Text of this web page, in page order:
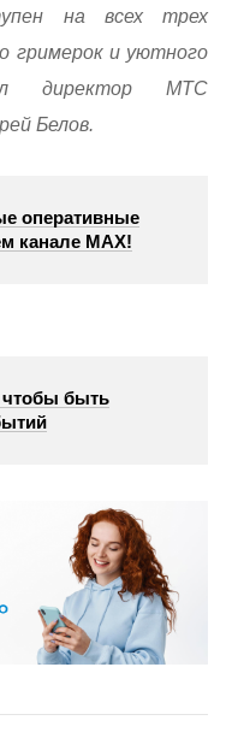
на всех трех
гримерок и уютного
директор МТС
Белов.
оперативные
канале МАХ!
чтобы быть